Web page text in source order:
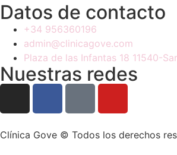
Datos de contacto
+34 956360196
admin@clinicagove.com
Plaza de las Infantas 18 11540-
Nuestras redes
Clínica Gove © Todos los derechos